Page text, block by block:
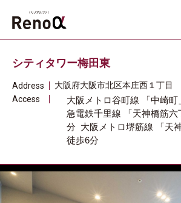
シティタワー梅田東
Address 大阪府大阪市北区本庄西１丁目
Access
大阪メトロ谷町線 「中崎
急電鉄千里線
「天神橋筋
分 大阪メトロ堺筋線
「天
徒歩6分